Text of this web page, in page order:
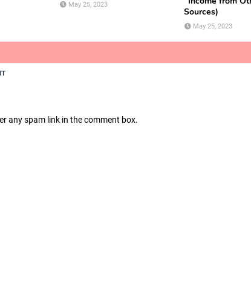
May 25, 2023
Sources)
May 25, 2023
any spam link in the comment box.